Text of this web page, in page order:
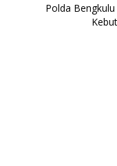
Polda